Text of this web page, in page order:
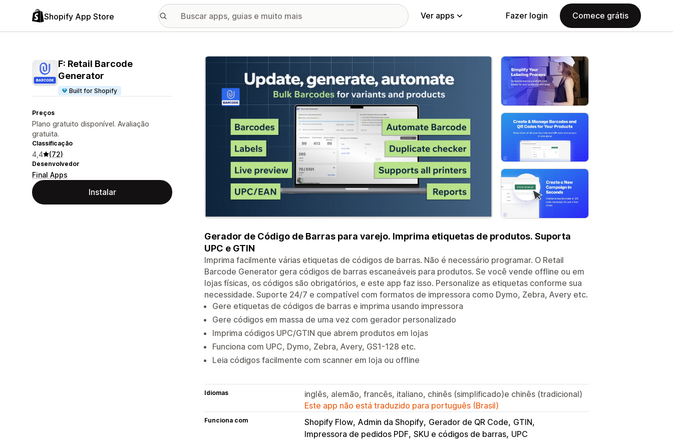
Shopify App Store Ver apps Fazer login Comece grátis
F: Retail Barcode
Generator
Built for Shopify
Preços
Plano gratuito disponível. Avaliação
gratuita.
Classificação
4,4 (72)
Desenvolvedor
Final Apps
Instalar
Galeria de imagens em destaque
Gerador de Código de Barras para varejo. Imprima etiquetas de produtos. Suporta
UPC e GTIN
Imprima facilmente várias etiquetas de códigos de barras. Não é necessário programar. O Retail
Barcode Generator gera códigos de barras escaneáveis para produtos. Se você vende offline ou em
lojas físicas, os códigos são obrigatórios, e este app faz isso. Personalize as etiquetas conforme sua
necessidade. Suporte 24/7 e compatível com formatos de impressora como Dymo, Zebra, Avery etc.
Gere etiquetas de códigos de barras e imprima usando impressora
Gere códigos em massa de uma vez com gerador personalizado
Imprima códigos UPC/GTIN que abrem produtos em lojas
Funciona com UPC, Dymo, Zebra, Avery, GS1-128 etc.
Leia códigos facilmente com scanner em loja ou offline
Idiomas
inglês, alemão, francês, italiano, chinês (simplificado)e chinês (tradicional)
Este app não está traduzido para português (Brasil)
Funciona com Shopify Flow Admin da Shopify Gerador de QR Code GTIN
Impressora de pedidos PDF SKU e códigos de barras UPC